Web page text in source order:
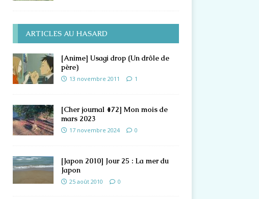
ARTICLES AU HASARD
[Anime] Usagi drop (Un drôle de
père)
13 novembre 2011 1
[Cher journal #72] Mon mois de
mars 2023
17 novembre 2024 0
[Japon 2010] Jour 25 : La mer du
Japon
25 août 2010 0